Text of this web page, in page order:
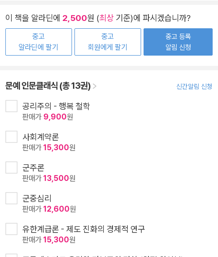
이 책을 알라딘에 2,500원 (최상 기준)에 파시겠습니까?
중고
알라딘에 팔기
중고
회원에게 팔기
중고 등록
알림 신청
문예 인문클래식 (총 13권) 신간알림 신청
공리주의 - 행복 철학
판매가 9,900원
사회계약론
판매가15,300원
군주론
판매가13,500원
군중심리
판매가12,600원
유한계급론 - 제도 진화의 경제적 연구
판매가15,300원